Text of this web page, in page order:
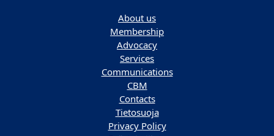
About us
Membership
Advocacy
Services
Communications
CBM
Contacts
Tietosuoja
Privacy Policy